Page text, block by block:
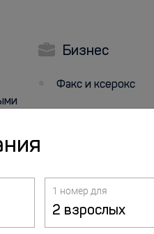
Бизнес
Факс и ксерокс
1 номер для
2 взрослых